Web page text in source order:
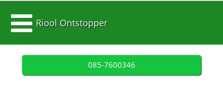
Riool Ontstopper
085-7600346